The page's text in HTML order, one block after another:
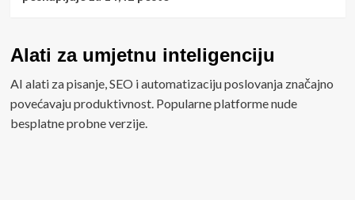
Alati za umjetnu inteligenciju
AI alati za pisanje, SEO i automatizaciju poslovanja značajno
povećavaju produktivnost. Popularne platforme nude
besplatne probne verzije.